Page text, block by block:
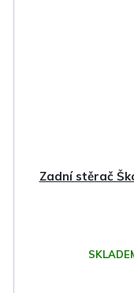
Zadní stěrač